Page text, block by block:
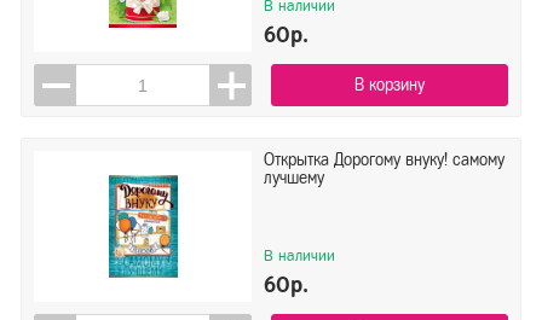
В наличии
60р.
В корзину
Открытка Дорогому внуку! самому
лучшему
В наличии
60р.